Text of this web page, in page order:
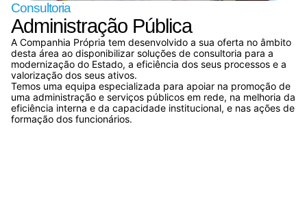
Consultoria​
Administração Pública
A Companhia Própria tem desenvolvido a sua oferta no âmbito
desta área ao disponibilizar soluções de consultoria para a
modernização do Estado, a eficiência dos seus processos e a
valorização dos seus ativos.
Temos uma equipa especializada para apoiar na promoção de
uma administração e serviços públicos em rede, na melhoria da
eficiência interna e da capacidade institucional, e nas ações de
formação dos funcionários.